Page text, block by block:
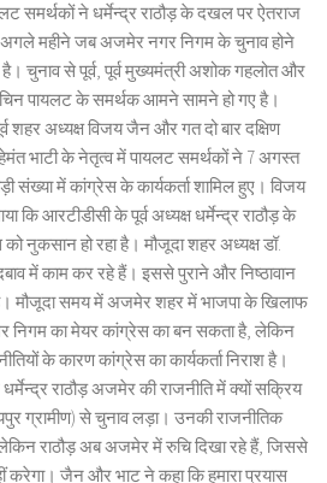
समर्थकों ने धर्मेन्द्र राठौड़ के दखल पर ऐतराज
अगले महीने जब अजमेर नगर निगम के चुनाव होने
चुनाव से पूर्व, पूर्व मुख्यमंत्री अशोक गहलोत और
पायलट के समर्थक आमने सामने हो गए है।
शहर अध्यक्ष विजय जैन और गत दो बार दक्षिण
भाटी के नेतृत्व में पायलट समर्थकों ने 7 अगस्त
में कांग्रेस के कार्यकर्ता शामिल हुए। विजय
कि आरटीडीसी के पूर्व अध्यक्ष धर्मेन्द्र राठौड़ के
हो रहा है। मौजूदा शहर अध्यक्ष डॉ.
में काम कर रहे हैं। इससे पुराने और निष्ठावान
है। मौजूदा समय में अजमेर शहर में भाजपा के खिलाफ
निगम का मेयर कांग्रेस का बन सकता है, लेकिन
के कारण कांग्रेस का कार्यकर्ता निराश है।
राठौड़ अजमेर की राजनीति में क्यों सक्रिय
ग्रामीण) से चुनाव लड़ा। उनकी राजनीतिक
लेकिन राठौड़ अब अजमेर में रुचि दिखा रहे हैं, जिससे
करेगा। जैन और भाट ने कहा कि हमारा प्रयास